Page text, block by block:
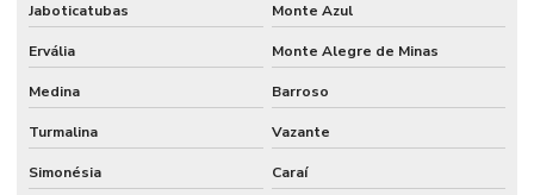
Jaboticatubas Monte Azul
Ervália Monte Alegre de Minas
Medina Barroso
Turmalina Vazante
Simonésia Caraí